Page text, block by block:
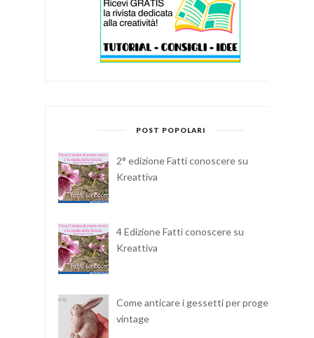
POST POPOLARI
2° edizione Fatti conoscere su
Kreattiva
4 Edizione Fatti conoscere su
Kreattiva
Come anticare i gessetti per progetti
vintage